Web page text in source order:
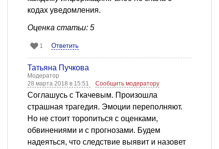
кодах уведомления.
Оценка статьи: 5
1 Ответить
Татьяна Пучкова
Модератор
28 марта 2018 в 15:51
Сообщить модератору
Соглашусь с Ткачевым. Произошла
страшная трагедия. Эмоции переполняют.
Но не стоит торопиться с оценками,
обвинениями и с прогнозами. Будем
надеяться, что следствие выявит и назовет